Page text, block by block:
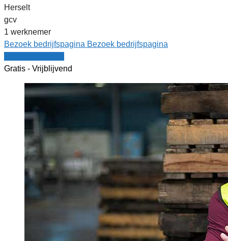
Herselt
gcv
1 werknemer
Bezoek bedrijfspagina Bezoek bedrijfspagina
Gratis - Vrijblijvend